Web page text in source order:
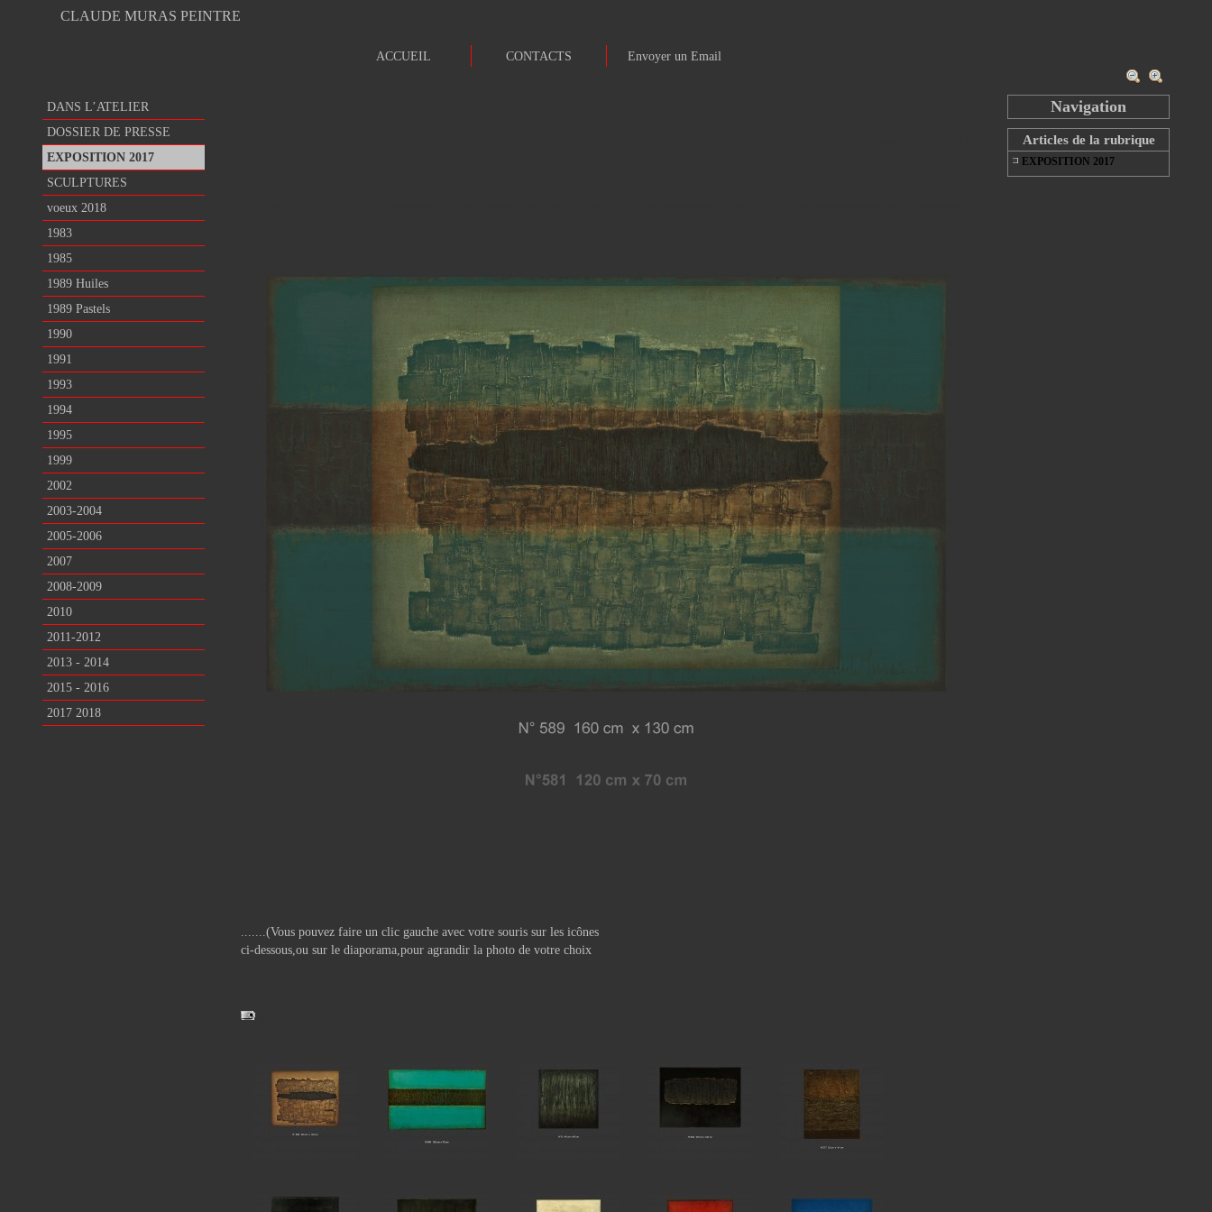
CLAUDE MURAS PEINTRE
ACCUEIL CONTACTS Envoyer un Email
.......(Vous pouvez faire un clic gauche avec votre souris sur les icônes
ci-dessous,ou sur le diaporama,pour agrandir la photo de votre choix
DANS L’ATELIER
DOSSIER DE PRESSE
EXPOSITION 2017
SCULPTURES
voeux 2018
1983
1985
1989 Huiles
1989 Pastels
1990
1991
1993
1994
1995
1999
2002
2003-2004
2005-2006
2007
2008-2009
2010
2011-2012
2013 - 2014
2015 - 2016
2017 2018
Navigation
Articles de la rubrique
EXPOSITION 2017